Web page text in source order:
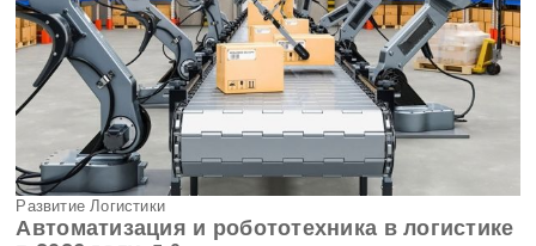
Развитие Логистики
Автоматизация и робототехника в логистике